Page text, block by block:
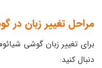
مراحل تغییر زبان در
برای تغییر زبان گوشی
دنبال کنید: